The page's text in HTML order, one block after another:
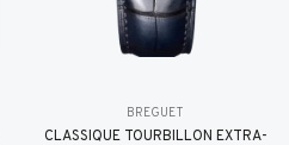
BREGUET
CLASSIQUE TOURBILLON EXTRA-